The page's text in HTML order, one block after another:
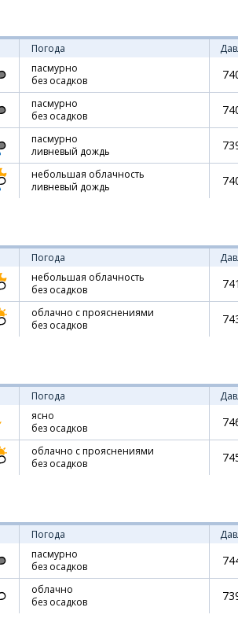
Погода
пасмурно
без осадков
пасмурно
без осадков
пасмурно
ливневый дождь
небольшая облачность
ливневый дождь
Погода
небольшая облачность
без осадков
741
облачно с прояснениями
без осадков
Погода
ясно
без осадков
облачно с прояснениями
без осадков
Погода
пасмурно
без осадков
облачно
без осадков